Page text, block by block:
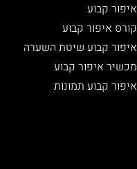
איפור קבוע
קורס איפור קבוע
איפור קבוע שיטת השערה
מכשיר איפור קבוע
איפור קבוע תמונות